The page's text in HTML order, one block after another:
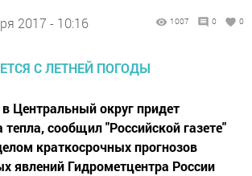
2017 - 10:16 1007 0 0
Центральный округ придет
тепла, сообщил "Российской газете"
краткосрочных прогнозов
явлений Гидрометцентра России